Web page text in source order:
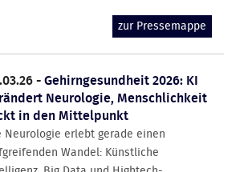
zur Pressemappe
-Gehirngesundheit 2026: KI
Neurologie, Menschlichkeit
in den Mittelpunkt
Neurologie erlebt gerade einen
Wandel: Künstliche